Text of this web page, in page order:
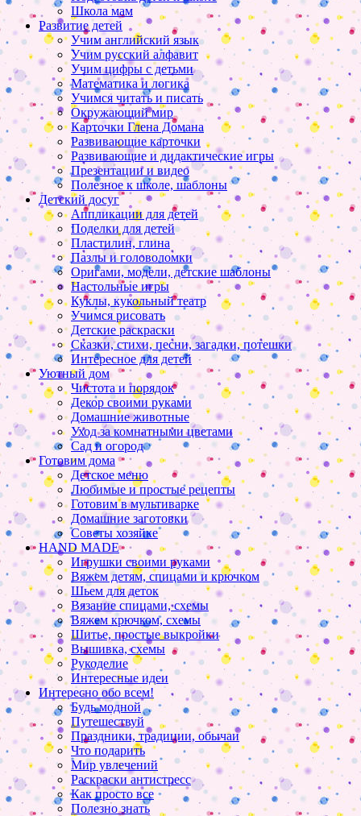
Школа мам
Развитие детей
Учим английский язык
Учим русский алфавит
Учим цифры с детьми
Математика и логика
Учимся читать и писать
Окружающий мир
Карточки Глена Домана
Развивающие карточки
Развивающие и дидактические игры
Презентации и видео
Полезное к школе, шаблоны
Детский досуг
Аппликации для детей
Поделки для детей
Пластилин, глина
Пазлы и головоломки
Оригами, модели, детские шаблоны
Настольные игры
Куклы, кукольный театр
Учимся рисовать
Детские раскраски
Сказки, стихи, песни, загадки, потешки
Интересное для детей
Уютный дом
Чистота и порядок
Декор своими руками
Домашние животные
Уход за комнатными цветами
Сад и огород
Готовим дома
Детское меню
Любимые и простые рецепты
Готовим в мультиварке
Домашние заготовки
Советы хозяйке
HAND MADE
Игрушки своими руками
Вяжем детям, спицами и крючком
Шьем для деток
Вязание спицами, схемы
Вяжем крючком, схемы
Шитье, простые выкройки
Вышивка, схемы
Рукоделие
Интересные идеи
Интересно обо всем!
Будь модной
Путешествуй
Праздники, традиции, обычаи
Что подарить
Мир увлечений
Раскраски антистресс
Как просто все
Полезно знать